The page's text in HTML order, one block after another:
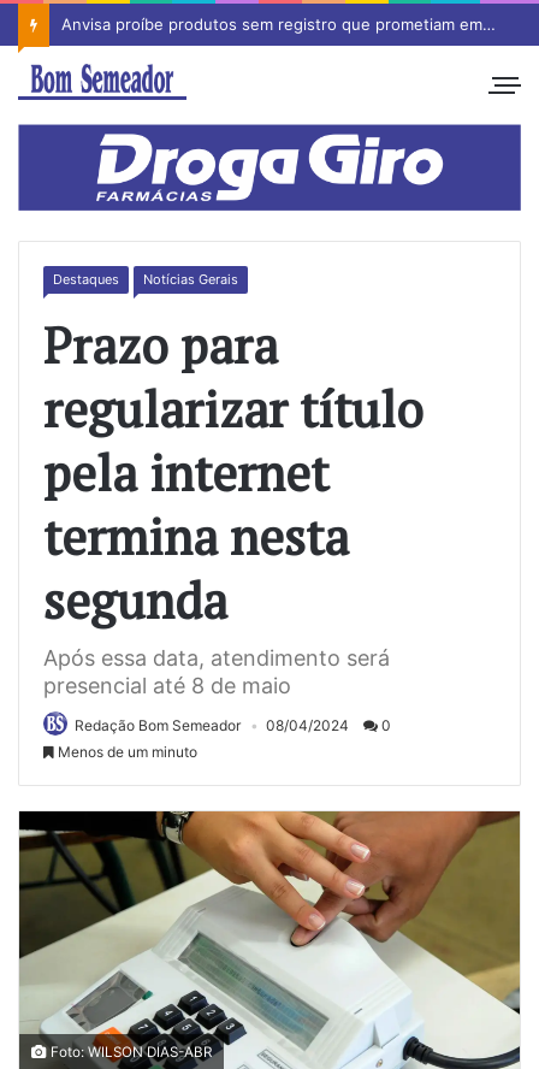
Anvisa proíbe produtos sem registro que prometiam emagrecimento
Destaques Notícias Gerais
Prazo para
regularizar título
pela internet
termina nesta
segunda
Após essa data, atendimento será
presencial até 8 de maio
Redação Bom Semeador 08/04/2024
0
Menos de um minuto
Foto: WILSON DIAS-ABR